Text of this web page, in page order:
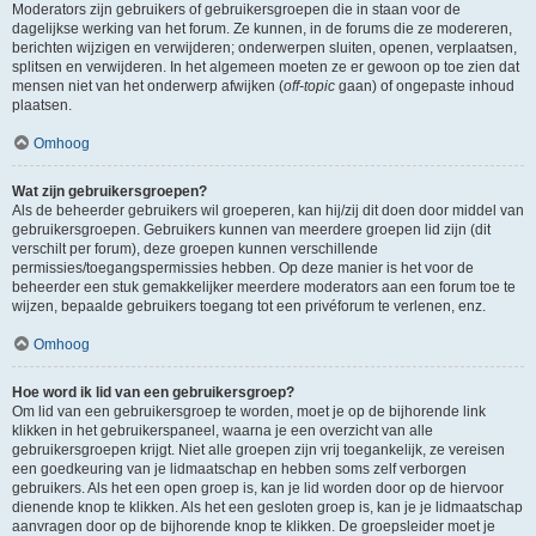
Moderators zijn gebruikers of gebruikersgroepen die in staan voor de
dagelijkse werking van het forum. Ze kunnen, in de forums die ze modereren,
berichten wijzigen en verwijderen; onderwerpen sluiten, openen, verplaatsen,
splitsen en verwijderen. In het algemeen moeten ze er gewoon op toe zien dat
mensen niet van het onderwerp afwijken (off-topic gaan) of ongepaste inhoud
plaatsen.
Omhoog
Wat zijn gebruikersgroepen?
Als de beheerder gebruikers wil groeperen, kan hij/zij dit doen door middel van
gebruikersgroepen. Gebruikers kunnen van meerdere groepen lid zijn (dit
verschilt per forum), deze groepen kunnen verschillende
permissies/toegangspermissies hebben. Op deze manier is het voor de
beheerder een stuk gemakkelijker meerdere moderators aan een forum toe te
wijzen, bepaalde gebruikers toegang tot een privéforum te verlenen, enz.
Omhoog
Hoe word ik lid van een gebruikersgroep?
Om lid van een gebruikersgroep te worden, moet je op de bijhorende link
klikken in het gebruikerspaneel, waarna je een overzicht van alle
gebruikersgroepen krijgt. Niet alle groepen zijn vrij toegankelijk, ze vereisen
een goedkeuring van je lidmaatschap en hebben soms zelf verborgen
gebruikers. Als het een open groep is, kan je lid worden door op de hiervoor
dienende knop te klikken. Als het een gesloten groep is, kan je je lidmaatschap
aanvragen door op de bijhorende knop te klikken. De groepsleider moet je